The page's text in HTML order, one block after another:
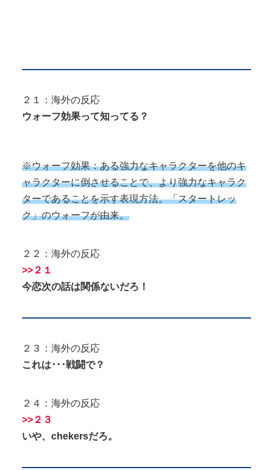
２１：海外の反応
ウォーフ効果って知ってる？
※ウォーフ効果：ある強力なキャラクターを他のキ
ャラクターに倒させることで、より強力なキャラク
ターであることを示す表現方法。「スタートレッ
ク」のウォーフが由来。
２２：海外の反応
>>２１
今恋次の話は関係ないだろ！
２３：海外の反応
これは･･･戦闘で？
２４：海外の反応
>>２３
いや、chekersだろ。